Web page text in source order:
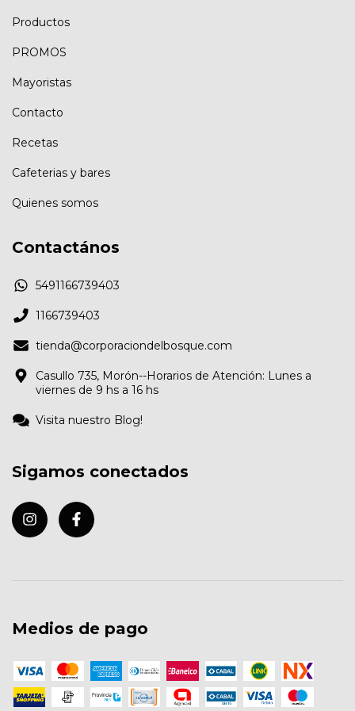
Productos
PROMOS
Mayoristas
Contacto
Recetas
Cafeterias y bares
Quienes somos
Contactános
5491166739403
1166739403
tienda@corporaciondelbosque.com
Casullo 735, Morón--Horarios de Atención: Lunes a
viernes de 9 hs a 16 hs
Visita nuestro Blog!
Sigamos conectados
Medios de pago